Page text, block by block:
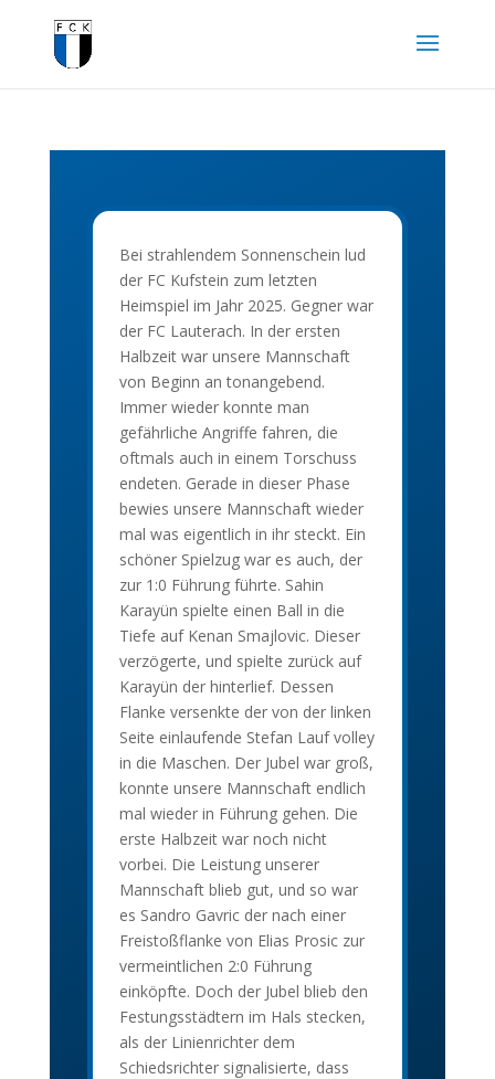
Bei strahlendem Sonnenschein lud
der FC Kufstein zum letzten
Heimspiel im Jahr 2025. Gegner war
der FC Lauterach. In der ersten
Halbzeit war unsere Mannschaft
von Beginn an tonangebend.
Immer wieder konnte man
gefährliche Angriffe fahren, die
oftmals auch in einem Torschuss
endeten. Gerade in dieser Phase
bewies unsere Mannschaft wieder
mal was eigentlich in ihr steckt. Ein
schöner Spielzug war es auch, der
zur 1:0 Führung führte. Sahin
Karayün spielte einen Ball in die
Tiefe auf Kenan Smajlovic. Dieser
verzögerte, und spielte zurück auf
Karayün der hinterlief. Dessen
Flanke versenkte der von der linken
Seite einlaufende Stefan Lauf volley
in die Maschen. Der Jubel war groß,
konnte unsere Mannschaft endlich
mal wieder in Führung gehen. Die
erste Halbzeit war noch nicht
vorbei. Die Leistung unserer
Mannschaft blieb gut, und so war
es Sandro Gavric der nach einer
Freistoßflanke von Elias Prosic zur
vermeintlichen 2:0 Führung
einköpfte. Doch der Jubel blieb den
Festungsstädtern im Hals stecken,
als der Linienrichter dem
Schiedsrichter signalisierte, dass